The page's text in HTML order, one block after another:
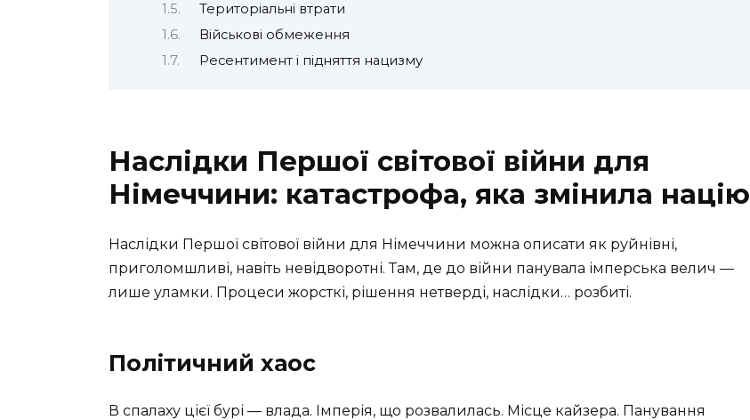
Територіальні втрати
Військові обмеження
Ресентимент і підняття нацизму
Наслідки Першої світової війни для
Німеччини: катастрофа, яка змінила націю
Наслідки Першої світової війни для Німеччини можна описати як руйнівні,
приголомшливі, навіть невідворотні. Там, де до війни панувала імперська велич —
лише уламки. Процеси жорсткі, рішення нетверді, наслідки… розбиті.
Політичний хаос
В спалаху цієї бурі — влада. Імперія, що розвалилась. Місце кайзера. Панування